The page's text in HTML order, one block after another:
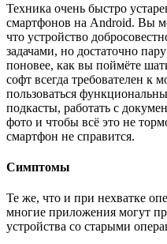
Техника очень быстро
смартфонов на Android. Вы
что устройство
задачами, но достаточно
поновее, как вы поймёте
софт всегда требователен к
пользоваться
подкасты, работать с
фото и чтобы всё это не
смартфон не справится.
Симптомы
Те же, что и при нехватке
многие приложения могут
устройства со старыми